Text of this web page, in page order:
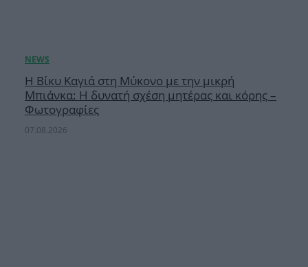
Η Βίκυ Καγιά στη Μύκονο με την μικρή
Μπιάνκα: Η δυνατή σχέση μητέρας και κόρης –
Φωτογραφίες
07.08.2026